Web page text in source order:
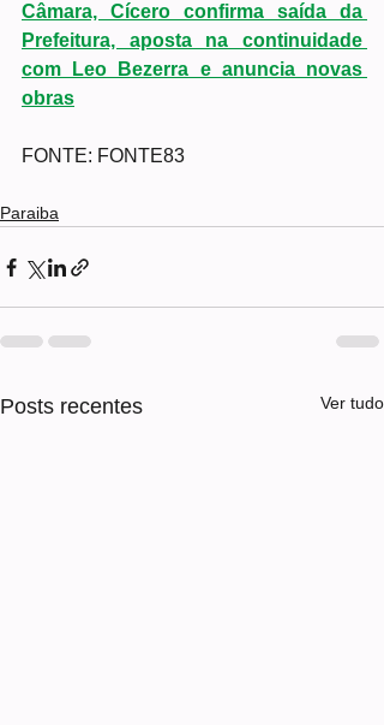
Câmara, Cícero confirma saída da
Prefeitura, aposta na continuidade
com Leo Bezerra e anuncia novas
obras
FONTE: FONTE83
Paraiba
Posts recentes Ver tudo